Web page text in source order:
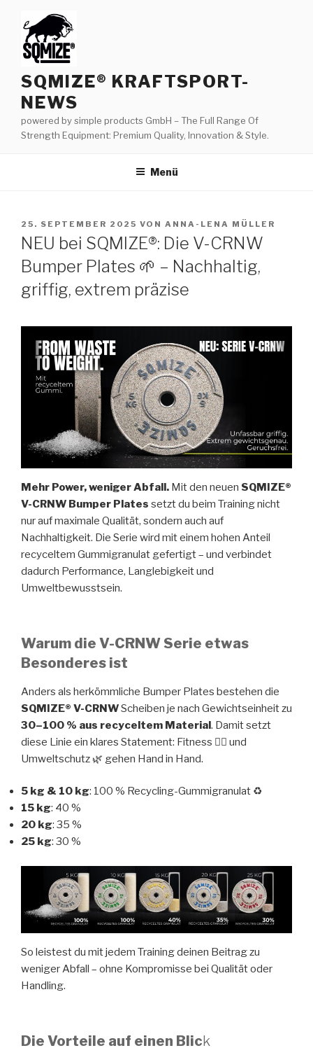
Inhalt
springen
SQMIZE® KRAFTSPORT-
NEWS
powered by simple products GmbH – The Full Range Of
Strength Equipment: Premium Quality, Innovation & Style.
Menü
VERÖFFENTLICHT
AM
25. SEPTEMBER 2025 VON ANNA-LENA MÜLLER
NEU bei SQMIZE®: Die V-CRNW
Bumper Plates 🌱 – Nachhaltig,
griffig, extrem präzise
Mehr Power, weniger Abfall. Mit den neuen SQMIZE®
V-CRNW Bumper Plates setzt du beim Training nicht
nur auf maximale Qualität, sondern auch auf
Nachhaltigkeit. Die Serie wird mit einem hohen Anteil
recyceltem Gummigranulat gefertigt – und verbindet
dadurch Performance, Langlebigkeit und
Umweltbewusstsein.
Warum die V-CRNW Serie etwas
Besonderes ist
Anders als herkömmliche Bumper Plates bestehen die
SQMIZE® V-CRNWScheiben je nach Gewichtseinheit zu
30–100 % aus recyceltem Material. Damit setzt
diese Linie ein klares Statement: Fitness 🏋️‍♂️ und
Umweltschutz 🌿 gehen Hand in Hand.
5 kg & 10 kg: 100 % Recycling-Gummigranulat ♻️
15 kg: 40 %
20 kg: 35 %
25 kg: 30 %
So leistest du mit jedem Training deinen Beitrag zu
weniger Abfall – ohne Kompromisse bei Qualität oder
Handling.
Die Vorteile auf einen Blick